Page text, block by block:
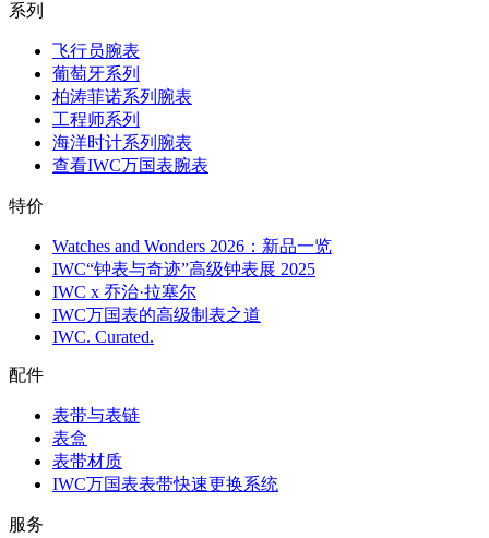
系列
飞行员腕表
葡萄牙系列
柏涛菲诺系列腕表
工程师系列
海洋时计系列腕表
查看IWC万国表腕表
特价
Watches and Wonders 2026：新品一览
IWC“钟表与奇迹”高级钟表展 2025
IWC x 乔治·拉塞尔
IWC万国表的高级制表之道
IWC. Curated.
配件
表带与表链
表盒
表带材质
IWC万国表表带快速更换系统
服务